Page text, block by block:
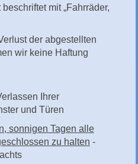
mit „Fahrräder,
der abgestellten
wir keine Haftung
Ihrer
und Türen
sonnigen Tagen alle
zu halten -